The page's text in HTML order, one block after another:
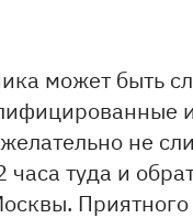
может быть
не
часа туда и
Приятного